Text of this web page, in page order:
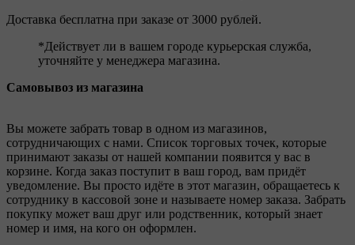
Доставка бесплатна при заказе от 3000 рублей.
*Действует ли в вашем городе курьерская служба,
уточняйте у менеджера магазина.
Самовывоз из магазина
Вы можете забрать товар в одном из магазинов,
сотрудничающих с нами. Список торговых точек, которые
принимают заказы от нашей компании появится у вас в
корзине. Когда заказ поступит в ваш город, вам придёт
уведомление. Вы просто идёте в этот магазин, обращаетесь к
сотруднику в кассовой зоне и называете номер заказа. Забрать
покупку может ваш друг или родственник, который знает
номер и имя, на кого он оформлен.